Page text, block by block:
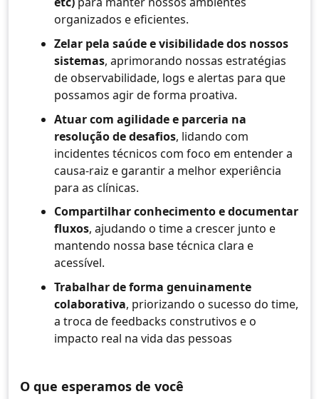
organizados e eficientes.
Zelar pela saúde e visibilidade dos nossos
sistemas, aprimorando nossas estratégias
de observabilidade, logs e alertas para que
possamos agir de forma proativa.
Atuar com agilidade e parceria na
resolução de desafios, lidando com
incidentes técnicos com foco em entender a
causa-raiz e garantir a melhor experiência
para as clínicas.
Compartilhar conhecimento e documentar
fluxos, ajudando o time a crescer junto e
mantendo nossa base técnica clara e
acessível.
Trabalhar de forma genuinamente
colaborativa, priorizando o sucesso do time,
a troca de feedbacks construtivos e o
impacto real na vida das pessoas
O que esperamos de você